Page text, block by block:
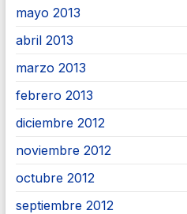
mayo 2013
abril 2013
marzo 2013
febrero 2013
diciembre 2012
noviembre 2012
octubre 2012
septiembre 2012